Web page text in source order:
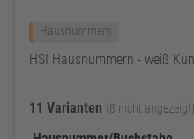
Hausnummern
HSI Hausnummern - weiß
11 Varianten (8 nicht angezeigt)